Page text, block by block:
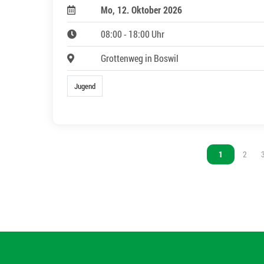
Mo, 12. Oktober 2026
08:00 - 18:00 Uhr
Grottenweg in Boswil
Jugend
Vous êtes sur
1 Vous
2 3